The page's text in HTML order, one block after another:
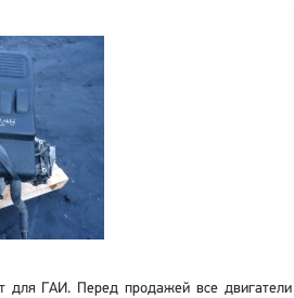
для ГАИ. Перед продажей все двигатели